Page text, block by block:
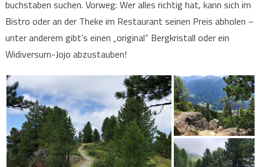
buchstaben suchen. Vorweg: Wer alles richtig hat, kann sich im
Bistro oder an der Theke im Restaurant seinen Preis abholen –
unter anderem gibt’s einen „original“ Bergkristall oder ein
Widiversum-Jojo abzustauben!